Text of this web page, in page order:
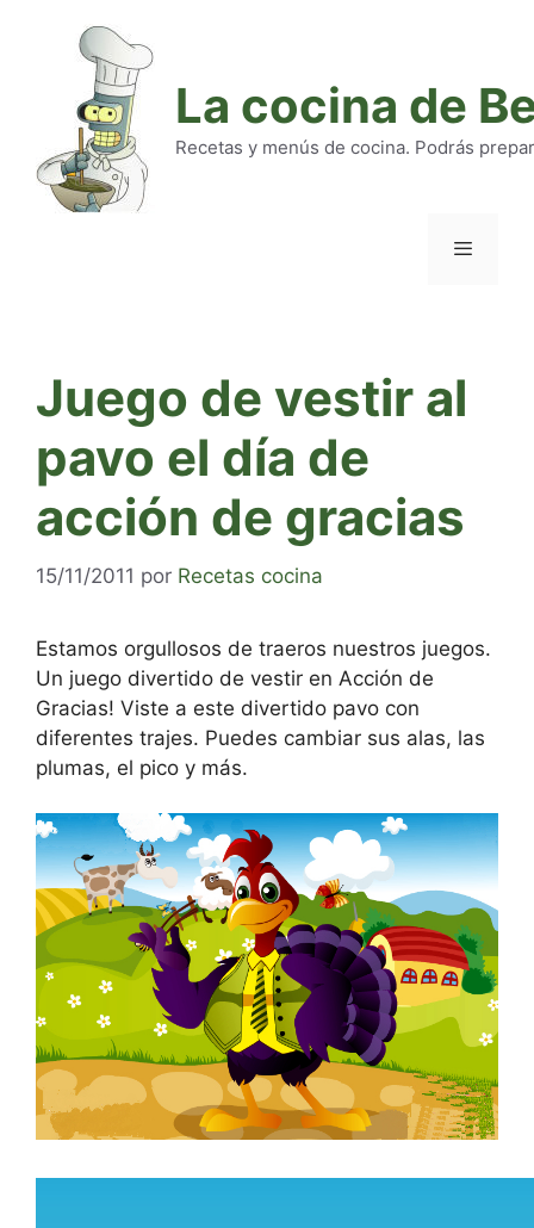
La cocina de
Recetas y menús de cocina. Podrás
Juego de vestir al
pavo el día de
acción de gracias
15/11/2011 por Recetas cocina
Estamos orgullosos de traeros nuestros juegos.
Un juego divertido de vestir en Acción de
Gracias! Viste a este divertido pavo con
diferentes trajes. Puedes cambiar sus alas, las
plumas, el pico y más.